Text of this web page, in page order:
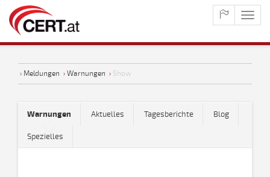
› Meldungen › Warnungen › Show
Warnungen Aktuelles Tagesberichte Blog
Spezielles